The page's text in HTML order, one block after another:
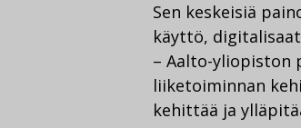
Sen keskeisiä
käyttö,
– Aalto-yliopiston
liiketoiminnan
kehittää ja